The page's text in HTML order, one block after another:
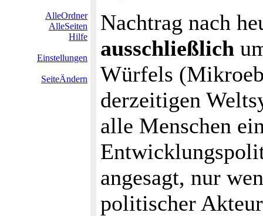
AlleOrdner
AlleSeiten
Hilfe
Einstellungen
SeiteÄndern
Nachtrag nach
ausschließlich
Würfels
derzeitigen
alle Menschen
angesagt, nur
politischer